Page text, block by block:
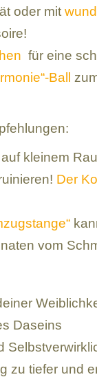
oder mit
für eine
Ball
kleinem
Der
vom
Daseins
zu tiefer und